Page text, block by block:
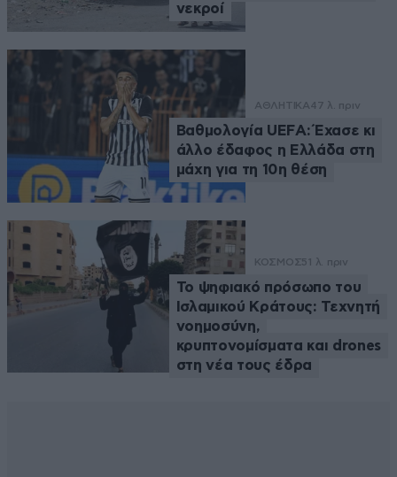
νεκροί
ΑΘΛΗΤΙΚΑ47 λ. πριν
Βαθμολογία UEFA: Έχασε κι
άλλο έδαφος η Ελλάδα στη
μάχη για τη 10η θέση
ΚΟΣΜΟΣ51 λ. πριν
Το ψηφιακό πρόσωπο του
Ισλαμικού Κράτους: Τεχνητή
νοημοσύνη,
κρυπτονομίσματα και drones
στη νέα τους έδρα